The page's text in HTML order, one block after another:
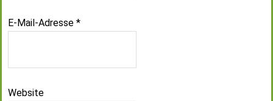
E-Mail-Adresse *
Website